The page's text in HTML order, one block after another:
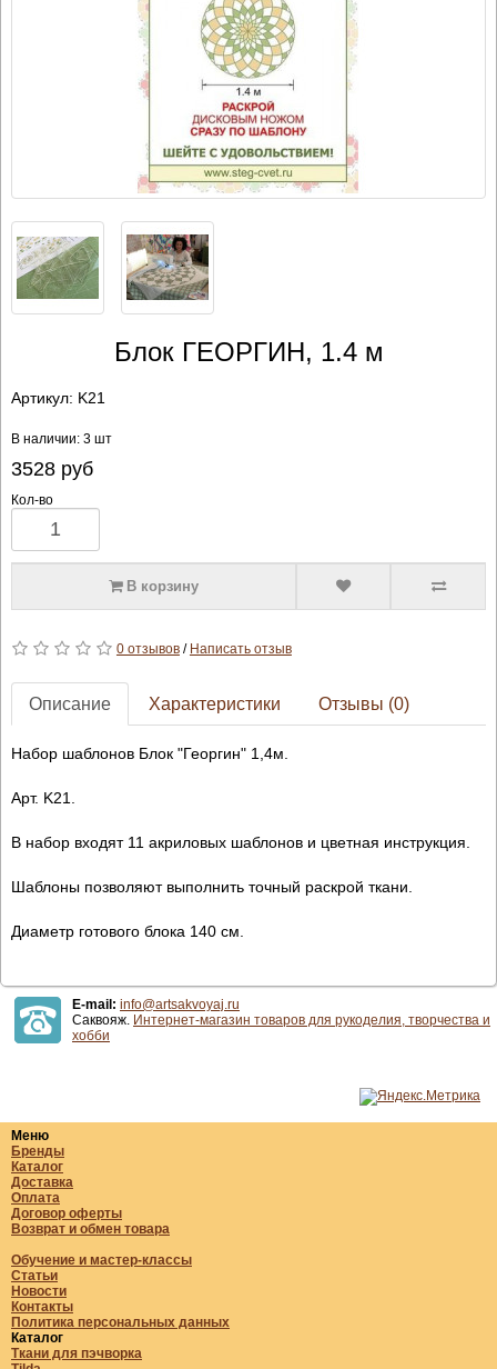
Блок ГЕОРГИН, 1.4 м
Артикул: K21
В наличии: 3 шт
3528руб
Кол-во
В корзину
0 отзывов/ Написать отзыв
Описание Характеристики Отзывы (0)
Набор шаблонов Блок "Георгин" 1,4м.
Арт. K21.
В набор входят 11 акриловых шаблонов и цветная инструкция.
Шаблоны позволяют выполнить точный раскрой ткани.
Диаметр готового блока 140 см.
E-mail: info@artsakvoyaj.ru
Саквояж. Интернет-магазин товаров для рукоделия, творчества и
хобби
Меню
Бренды
Каталог
Доставка
Оплата
Договор оферты
Возврат и обмен товара
Обучение и мастер-классы
Статьи
Новости
Контакты
Политика персональных данных
Каталог
Ткани для пэчворка